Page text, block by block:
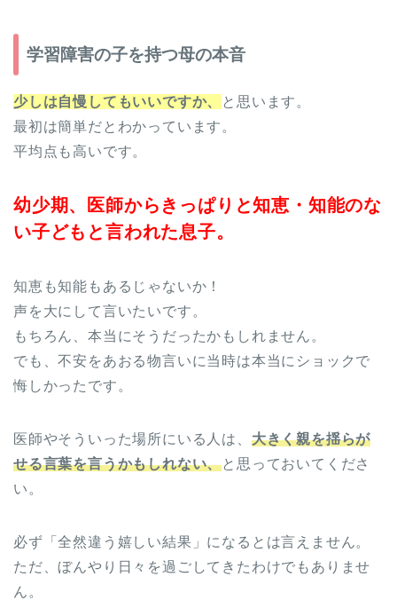
学習障害の子を持つ母の本音
少しは自慢してもいいですか、
と思います。
最初は簡単だとわかっています。
平均点も高いです。
幼少期、医師からきっぱりと知恵・知能のな
い子どもと言われた息子。
知恵も知能もあるじゃないか！
声を大にして言いたいです。
もちろん、本当にそうだったかもしれません。
でも、不安をあおる物言いに当時は本当にショックで
悔しかったです。
医師やそういった場所にいる人は、 大きく親を揺らが
せる言葉を言うかもしれない、と思っておいてくださ
い。
必ず「全然違う嬉しい結果」になるとは言えません。
ただ、ぼんやり日々を過ごしてきたわけでもありませ
ん。